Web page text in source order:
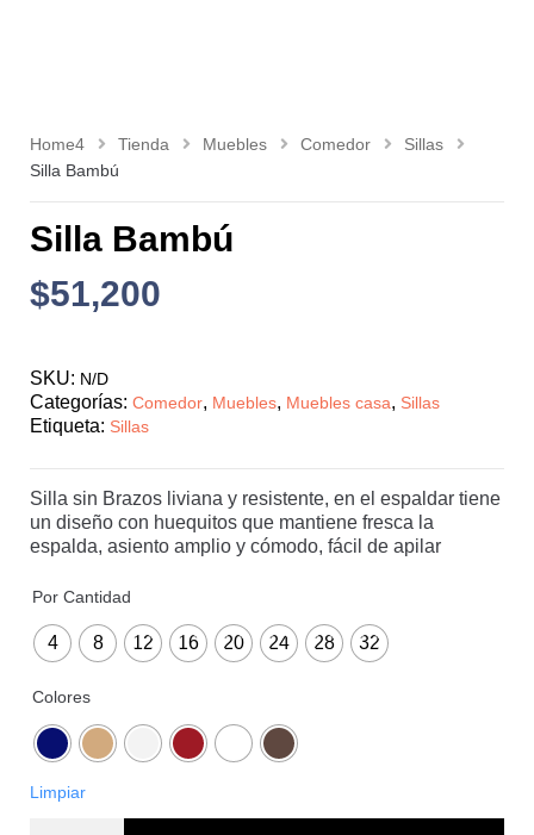
Home4 Tienda Muebles Comedor
Sillas
Silla Bambú
Silla Bambú
$51,200
SKU: N/D
Categorías: Comedor, Muebles, Muebles casa, Sillas
Etiqueta: Sillas
Silla sin Brazos liviana y resistente, en el espaldar tiene
un diseño con huequitos que mantiene fresca la
espalda, asiento amplio y cómodo, fácil de apilar
Por Cantidad
4 8 12 16 20 24 28 32
Colores
Limpiar